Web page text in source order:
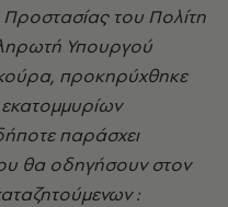
του Πολίτη
Υπουργού
προκηρύχθηκε
παράσχει
θα οδηγήσουν στον
: